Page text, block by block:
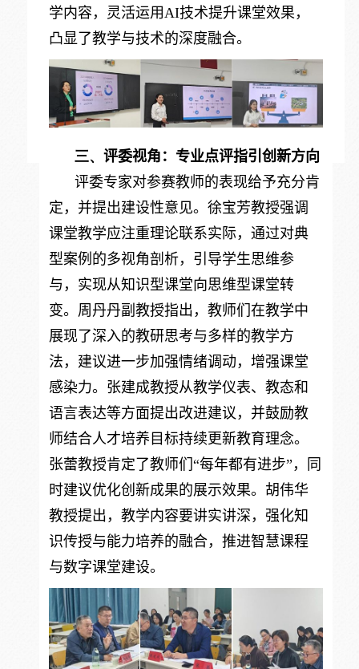
学内容，灵活运用AI技术提升课堂效果，
凸显了教学与技术的深度融合。
三、评委视角：专业点评指引创新方向
评委专家对参赛教师的表现给予充分肯
定，并提出建设性意见。徐宝芳教授强调
课堂教学应注重理论联系实际，通过对典
型案例的多视角剖析，引导学生思维参
与，实现从知识型课堂向思维型课堂转
变。周丹丹副教授指出，教师们在教学中
展现了深入的教研思考与多样的教学方
法，建议进一步加强情绪调动，增强课堂
感染力。张建成教授从教学仪表、教态和
语言表达等方面提出改进建议，并鼓励教
师结合人才培养目标持续更新教育理念。
张蕾教授肯定了教师们“每年都有进步”，同
时建议优化创新成果的展示效果。胡伟华
教授提出，教学内容要讲实讲深，强化知
识传授与能力培养的融合，推进智慧课程
与数字课堂建设。